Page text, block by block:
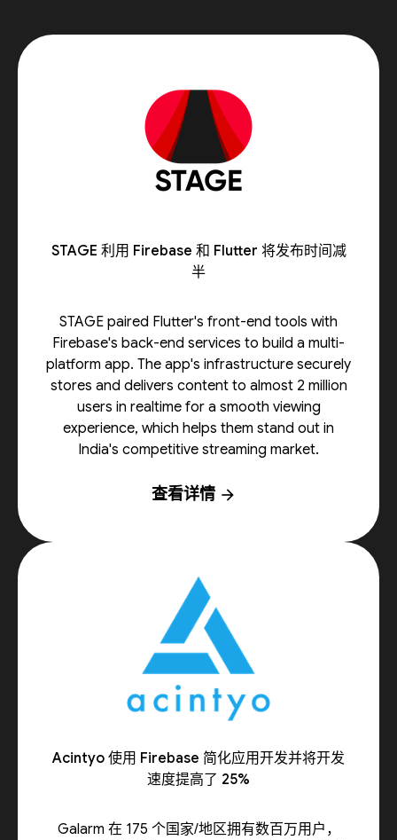
STAGE 利用 Firebase 和 Flutter 将发布时间减
半
STAGE paired Flutter's front-end tools with
Firebase's back-end services to build a multi-
platform app. The app's infrastructure securely
stores and delivers content to almost 2 million
users in realtime for a smooth viewing
experience, which helps them stand out in
India's competitive streaming market.
查看详情 arrow_forward
Acintyo 使用 Firebase 简化应用开发并将开发
速度提高了 25%
Galarm 在 175 个国家/地区拥有数百万用户，